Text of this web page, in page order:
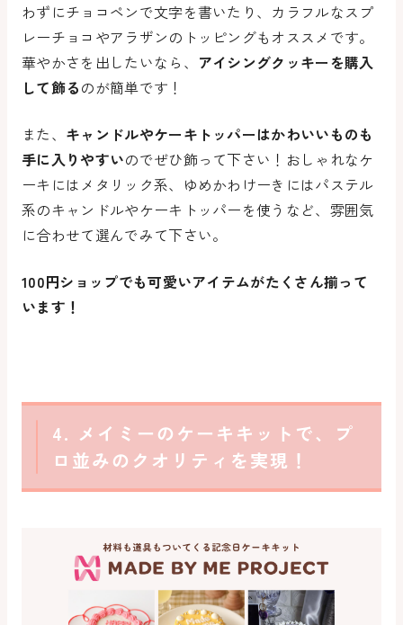
わずにチョコペンで文字を書いたり、カラフルなスプ
レーチョコやアラザンのトッピングもオススメです。
華やかさを出したいなら、 アイシングクッキーを購入
して飾るのが簡単です！
また、 キャンドルやケーキトッパーはかわいいものも
手に入りやすいのでぜひ飾って下さい！おしゃれなケ
ーキにはメタリック系、ゆめかわけーきにはパステル
系のキャンドルやケーキトッパーを使うなど、雰囲気
に合わせて選んでみて下さい。
100円ショップでも可愛いアイテムがたくさん揃って
います！
4. メイミーのケーキキットで、プ
ロ並みのクオリティを実現！